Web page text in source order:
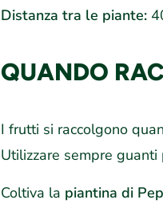
Distanza tra le piante:
QUANDO
I frutti si raccolgono
Utilizzare sempre
Coltiva la piantina di